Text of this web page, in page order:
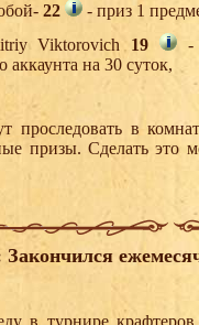
22
- приз 1
Viktorovich 19
-
аккаунта на 30 суток,
проследовать в
призы. Сделать это
Закончился